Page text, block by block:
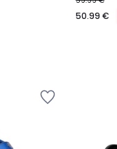
50.99 €